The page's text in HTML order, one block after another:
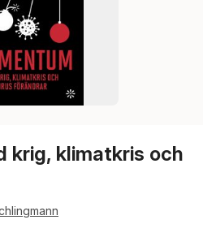
krig, klimatkris och